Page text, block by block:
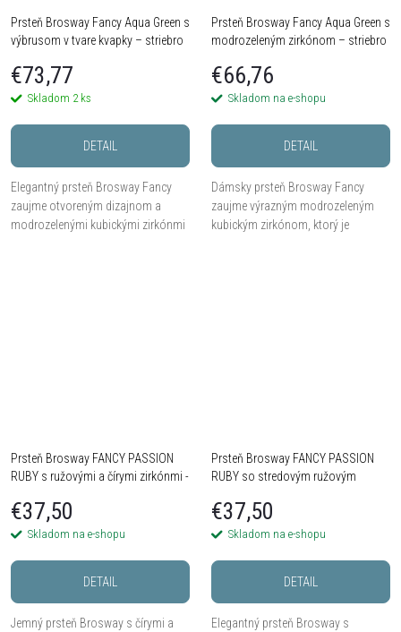
Prsteň Brosway Fancy Aqua Green s
výbrusom v tvare kvapky – striebro
€73,77
Skladom 2 ks
DETAIL
Elegantný prsteň Brosway Fancy
zaujme otvoreným dizajnom a
modrozelenými kubickými zirkónmi
Prsteň Brosway Fancy Aqua Green s
modrozeleným zirkónom – striebro
€66,76
Skladom na e-shopu
DETAIL
Dámsky prsteň Brosway Fancy
zaujme výrazným modrozeleným
kubickým zirkónom, ktorý je
Prsteň Brosway FANCY PASSION
RUBY s ružovými a čírymi zirkónmi -
€37,50
Skladom na e-shopu
DETAIL
Jemný prsteň Brosway s čírymi a
Prsteň Brosway FANCY PASSION
RUBY so stredovým ružovým
€37,50
Skladom na e-shopu
DETAIL
Elegantný prsteň Brosway s